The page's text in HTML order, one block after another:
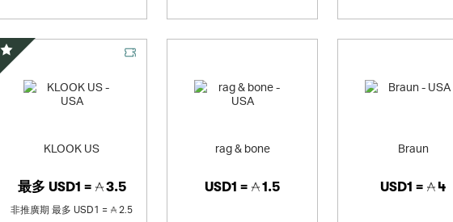
KLOOK US
最多 USD1 = 3.5
非推廣期 最多 USD1 = 2.5
精選優惠
rag & bone
USD1 = 1.5
Braun
USD1 = 4